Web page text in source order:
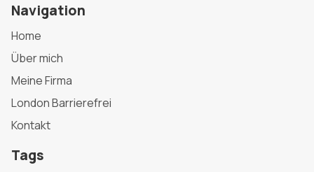
Navigation
Home
Über mich
Meine Firma
London Barrierefrei
Kontakt
Tags